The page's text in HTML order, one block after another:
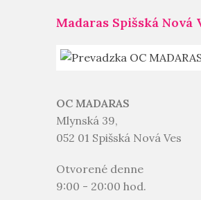
Madaras Spišská Nová
OC MADARAS
Mlynská 39,
052 01 Spišská Nová Ves
Otvorené denne
9:00 - 20:00 hod.